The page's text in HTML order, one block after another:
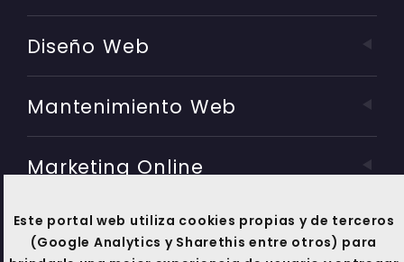
Este portal web utiliza cookies propias y de terceros
(Google Analytics y Sharethis entre otros) para
Diseño Web
Mantenimiento Web
Marketing Online
Soporte Técnico